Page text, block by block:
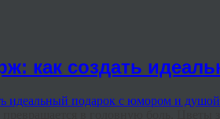
как создать